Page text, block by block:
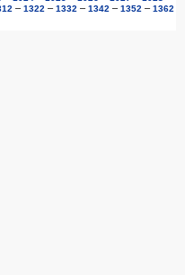
– 1322 – 1332 – 1342 – 1352 – 1362